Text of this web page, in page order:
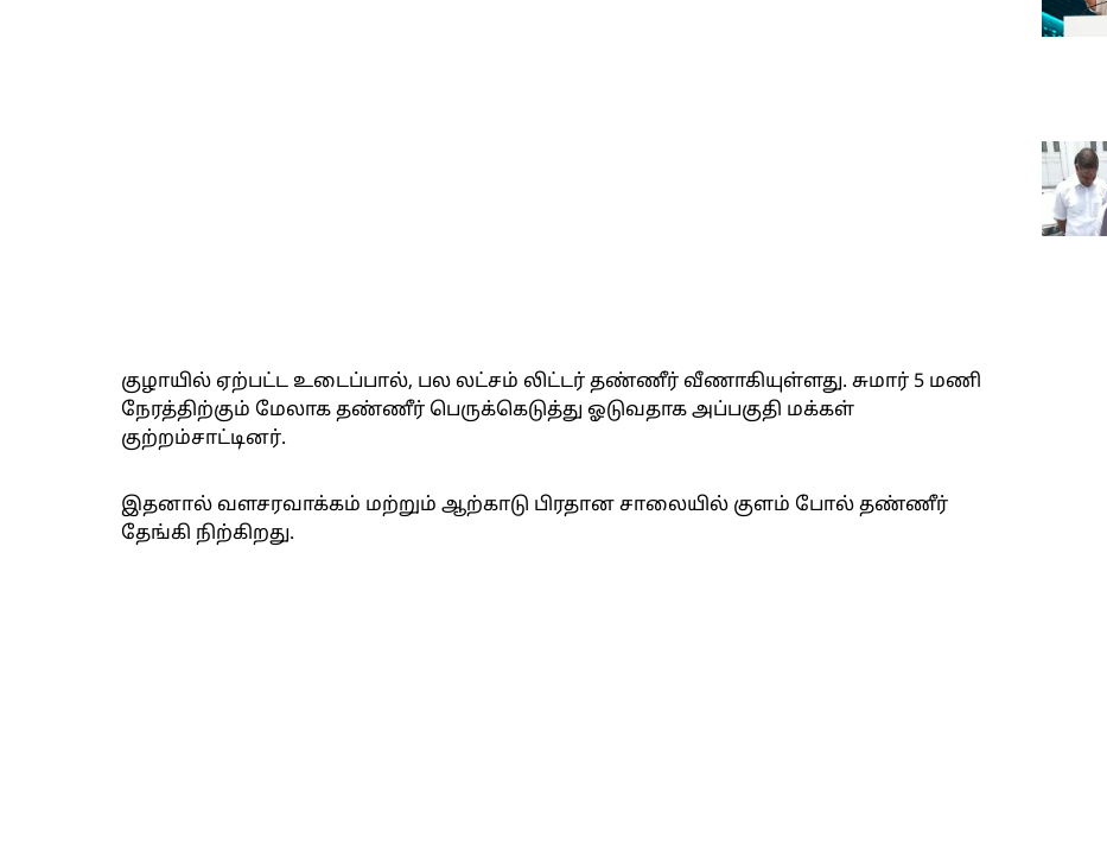
குழாயில் ஏற்பட்ட உடைப்பால், பல லட்சம் லிட்டர் தண்ணீர் வீணாகியுள்ளது. சுமார் 5 மணி
நேரத்திற்கும் மேலாக தண்ணீர் பெருக்கெடுத்து ஓடுவதாக அப்பகுதி மக்கள்
குற்றம்சாட்டினர்.
இதனால் வளசரவாக்கம் மற்றும் ஆற்காடு பிரதான சாலையில் குளம் போல் தண்ணீர்
தேங்கி நிற்கிறது.